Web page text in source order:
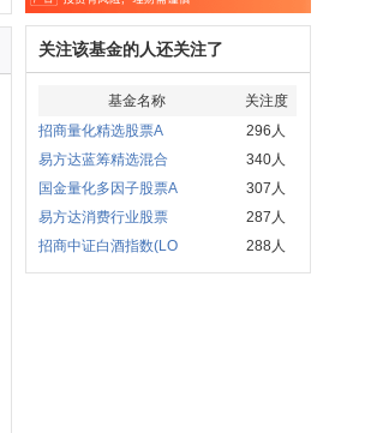
关注该基金的人还关注了
基金名称
关注度
招商量化精选股票A
296人
易方达蓝筹精选混合
340人
国金量化多因子股票A
307人
易方达消费行业股票
287人
招商中证白酒指数(LO
288人